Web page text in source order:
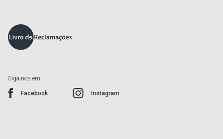
Siga-nos em:
Facebook Instagram